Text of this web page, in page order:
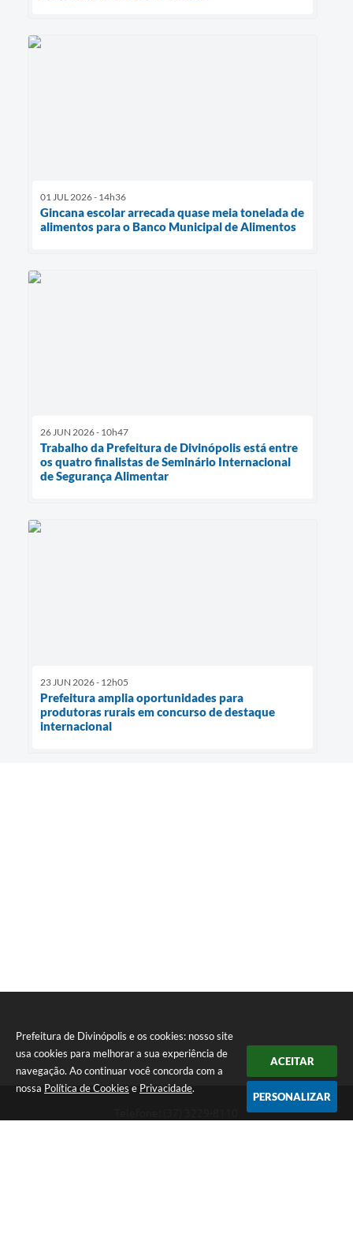
Prefeitura de Divinópolis e os cookies: nosso site
usa cookies para melhorar a sua experiência de
navegação. Ao continuar você concorda com a
nossa Política de Cookies e Privacidade.
ACEITAR
PERSONALIZAR
01 JUL 2026 - 14h36
Gincana escolar arrecada quase meia tonelada de
alimentos para o Banco Municipal de Alimentos
26 JUN 2026 - 10h47
Trabalho da Prefeitura de Divinópolis está entre
os quatro finalistas de Seminário Internacional
de Segurança Alimentar
23 JUN 2026 - 12h05
Prefeitura amplia oportunidades para
produtoras rurais em concurso de destaque
internacional